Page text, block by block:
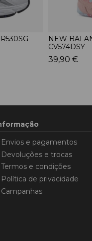
NEW
CV574DSY
39,90 €
Envios e pagamentos
Devoluções e trocas
Termos e condições
Política de privacidade
Campanhas